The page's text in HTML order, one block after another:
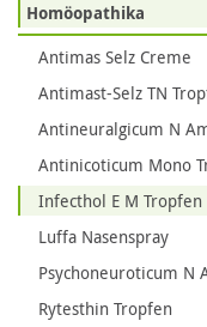
Homöopathika
Antimas Selz Creme
Antimast-Selz TN
Antineuralgicum N
Antinicoticum Mono
Infecthol E M Tropfen
Luffa Nasenspray
Psychoneuroticum N
Rytesthin Tropfen